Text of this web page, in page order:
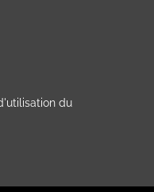
du